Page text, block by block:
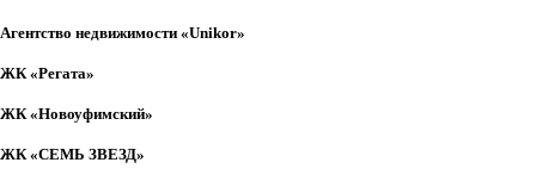
Агентство недвижимости «Unikor»
ЖК «Регата»
ЖК «Новоуфимский»
ЖК «СЕМЬ ЗВЕЗД»